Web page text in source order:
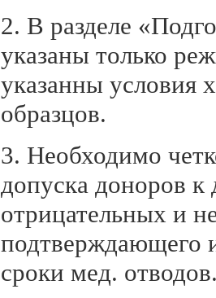
2. В разделе
указаны только
указанны условия
образцов.
3. Необходимо
допуска доноров
отрицательных и
подтверждающего
сроки мед.